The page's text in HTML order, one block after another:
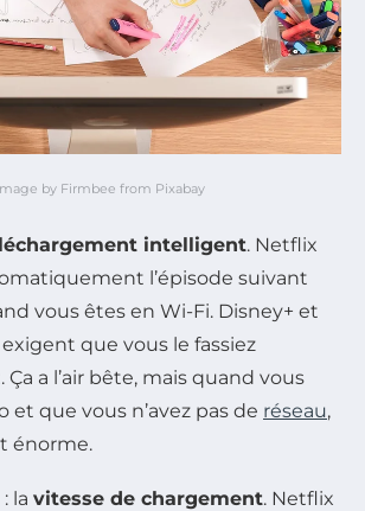
by Firmbee from Pixabay
intelligent. Netflix
l’épisode suivant
vous êtes en Wi-Fi. Disney+ et
que vous le fassiez
a l’air bête, mais quand vous
et que vous n’avez pas de réseau,
énorme.
la vitesse de chargement. Netflix